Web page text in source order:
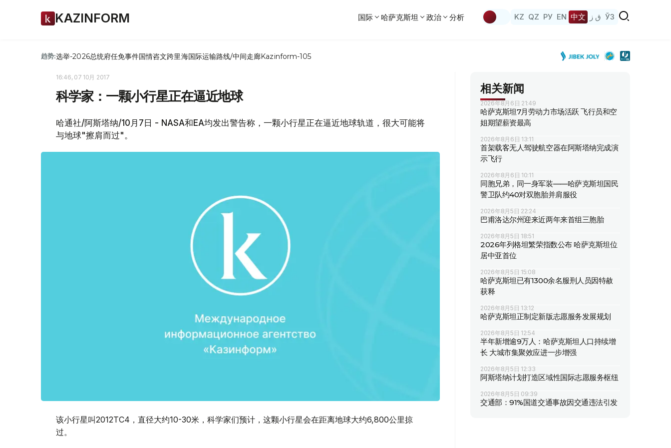
KAZINFORM 国际 哈萨克斯坦 政治 分析 KZ QZ РУ EN 中文 ق ز ЎЗ
趋势:选举-2026总统府任免事件国情咨文跨里海国际运输路线/中间走廊Kazinform-105
16:46, 07 10月 2017
科学家：一颗小行星正在逼近地球
哈通社/阿斯塔纳/10月7日 - NASA和ЕҒА均发出警告称，一颗小行星正在逼近地球轨道，很大可能将
与地球"擦肩而过"。
该小行星叫2012TC4，直径大约10-30米，科学家们预计，这颗小行星会在距离地球大约6,800公里掠
过。
相关新闻
2026年8月6日 21:49
哈萨克斯坦7月劳动力市场活跃 飞行员和空
姐期望薪资最高
2026年8月6日 13:11
首架载客无人驾驶航空器在阿斯塔纳完成演
示飞行
2026年8月6日 10:11
同胞兄弟，同一身军装——哈萨克斯坦国民
警卫队约40对双胞胎并肩服役
2026年8月5日 22:24
巴甫洛达尔州迎来近两年来首组三胞胎
2026年8月5日 18:51
2026年列格坦繁荣指数公布 哈萨克斯坦位
居中亚首位
2026年8月5日 15:08
哈萨克斯坦已有1300余名服刑人员因特赦
获释
2026年8月5日 13:12
哈萨克斯坦正制定新版志愿服务发展规划
2026年8月5日 12:54
半年新增逾9万人：哈萨克斯坦人口持续增
长 大城市集聚效应进一步增强
2026年8月5日 12:33
阿斯塔纳计划打造区域性国际志愿服务枢纽
2026年8月5日 09:39
交通部：91%国道交通事故因交通违法引发